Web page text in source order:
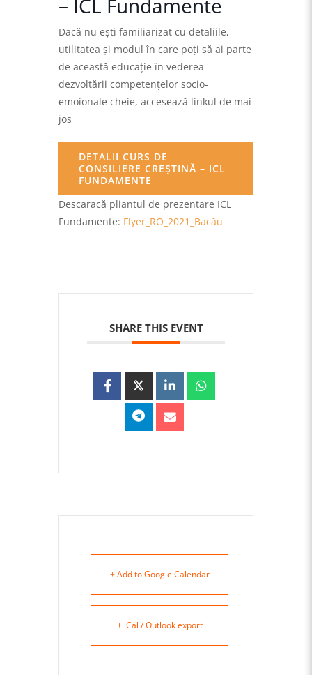
– ICL Fundamente
Dacă nu eşti familiarizat cu detaliile,
utilitatea şi modul în care poţi să ai parte
de această educaţie în vederea
dezvoltării competenţelor socio-
emoionale cheie, accesează linkul de mai
jos
DETALII CURS DE
CONSILIERE CREŞTINĂ – ICL
FUNDAMENTE
Descaracă pliantul de prezentare ICL
Fundamente: Flyer_RO_2021_Bacău
SHARE THIS EVENT
+ Add to Google Calendar
+ iCal / Outlook export